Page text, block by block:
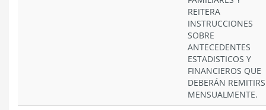
REITERA
INSTRUCCIONES
SOBRE
ANTECEDENTES
ESTADISTICOS Y
FINANCIEROS QUE
DEBERÁN
MENSUALMENTE.